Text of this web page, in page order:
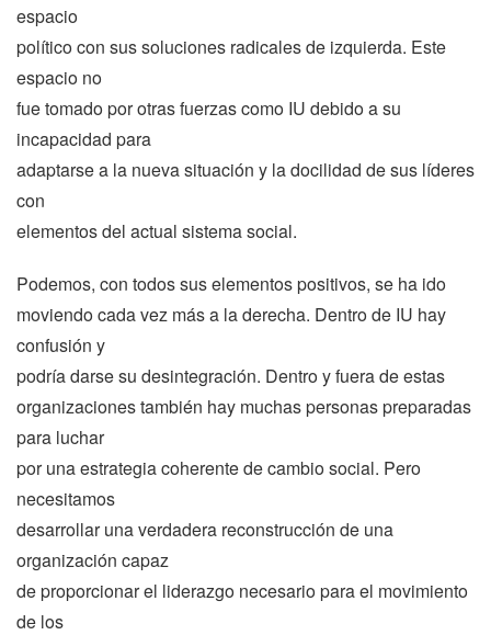
espacio
político con sus soluciones radicales de izquierda. Este
espacio no
fue tomado por otras fuerzas como IU debido a su
incapacidad para
adaptarse a la nueva situación y la docilidad de sus líderes
con
elementos del actual sistema social.
Podemos, con todos sus elementos positivos, se ha ido
moviendo cada vez más a la derecha. Dentro de IU hay
confusión y
podría darse su desintegración. Dentro y fuera de estas
organizaciones también hay muchas personas preparadas
para luchar
por una estrategia coherente de cambio social. Pero
necesitamos
desarrollar una verdadera reconstrucción de una
organización capaz
de proporcionar el liderazgo necesario para el movimiento
de los